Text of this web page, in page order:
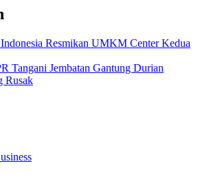
Resmikan UMKM Center Kedua
Tangani Jembatan Gantung Durian
Rusak